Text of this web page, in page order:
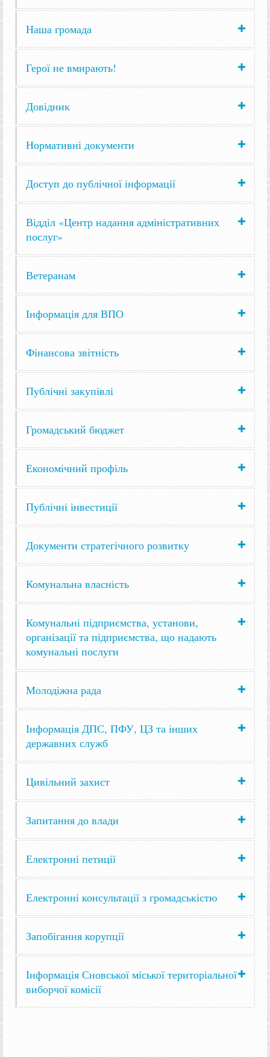
Наша громада
Герої не вмирають!
Довідник
Нормативні документи
Доступ до публічної інформації
Відділ «Центр надання адміністративних
послуг»
Ветеранам
Інформація для ВПО
Фінансова звітність
Публічні закупівлі
Громадський бюджет
Економічний профіль
Публічні інвестиції
Документи стратегічного розвитку
Комунальна власність
Комунальні підприємства, установи,
організації та підприємства, що надають
комунальні послуги
Молодіжна рада
Інформація ДПС, ПФУ, ЦЗ та інших
державних служб
Цивільний захист
Запитання до влади
Електронні петиції
Електронні консультації з громадськістю
Запобігання корупції
Інформація Сновської міської територіальної
виборчої комісії